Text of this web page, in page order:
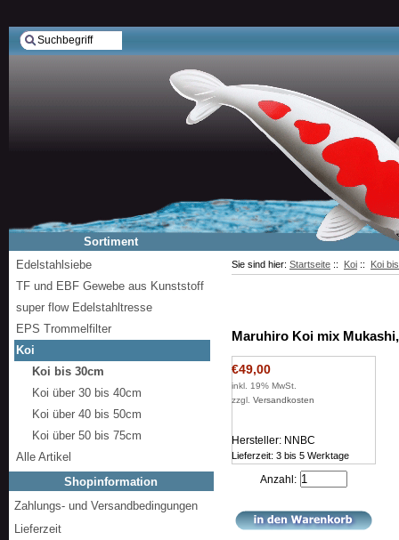
Sie sind hier: Startseite :: Koi :: Koi
Maruhiro Koi mix
€49,00
inkl. 19% MwSt.
zzgl. Versandkosten
Hersteller: NNBC
Lieferzeit: 3 bis 5 Werktage
Anzahl:
Sortiment
Edelstahlsiebe
TF und EBF Gewebe aus Kunststoff
super flow Edelstahltresse
EPS Trommelfilter
Koi
Koi bis 30cm
Koi über 30 bis 40cm
Koi über 40 bis 50cm
Koi über 50 bis 75cm
Alle Artikel
Shopinformation
Zahlungs- und Versandbedingungen
Lieferzeit